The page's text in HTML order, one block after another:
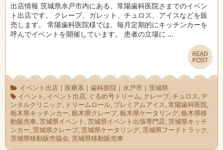
出店情報 茨城県水戸市内にある、常陽歯科医院さまでのイベン
ト出店です。 クレープ、ガレット、チュロス、アイスなどを販
売します。 常陽歯科医院様では、毎月定期的にキッチンカーを
呼んでイベントを開催しています。 患者の立場に …
READ
POST
READ
POST
イベント出店| 医療系| 歯科医院| 水戸市| 茨城県
イベント , イベント出店, ぐるめ号ドリーム, クレープ,チュロス, デ
ンタルクリニック, ドリームロール, プレミアムアイス,常陽歯科医院,
栃木県キッチンカー,栃木県クレープ,栃木県ケータリング,栃木県移
動販売車,茨城県イベント ,茨城県イベント出張専門店,茨城県キッチ
ンカー,茨城県クレープ,茨城県ケータリング,茨城県フードトラック,
茨城県移動販売協会,茨城県移動販売車